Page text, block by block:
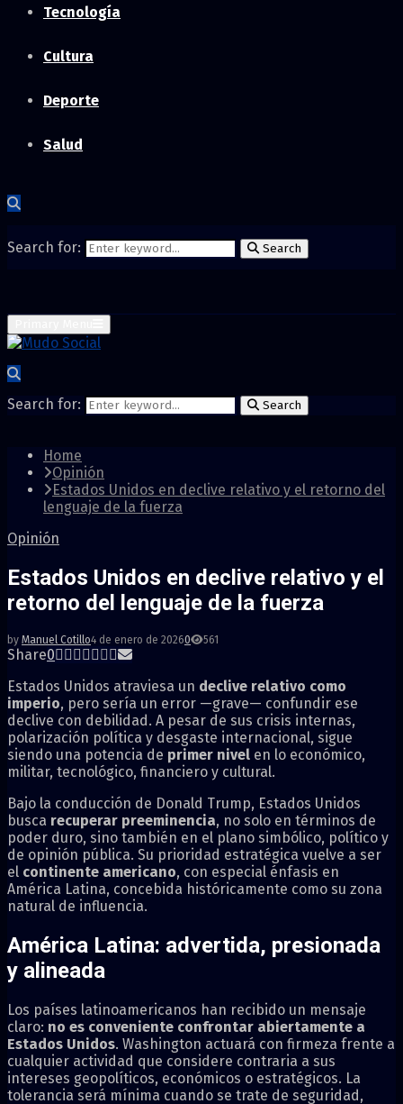
Tecnología
Cultura
Deporte
Salud
Search for: Search
Search for: Search
Home
Opinión
Estados Unidos en declive relativo y el retorno del
lenguaje de la fuerza
Opinión
Estados Unidos en declive relativo y el
retorno del lenguaje de la fuerza
by Manuel Cotillo4 de enero de 20260 561
Share0
Estados Unidos atraviesa un declive relativo como
imperio, pero sería un error —grave— confundir ese
declive con debilidad. A pesar de sus crisis internas,
polarización política y desgaste internacional, sigue
siendo una potencia de primer nivel en lo económico,
militar, tecnológico, financiero y cultural.
Bajo la conducción de Donald Trump, Estados Unidos
busca recuperar preeminencia, no solo en términos de
poder duro, sino también en el plano simbólico, político y
de opinión pública. Su prioridad estratégica vuelve a ser
el continente americano, con especial énfasis en
América Latina, concebida históricamente como su zona
natural de influencia.
América Latina: advertida, presionada
y alineada
Los países latinoamericanos han recibido un mensaje
claro: no es conveniente confrontar abiertamente a
Estados Unidos. Washington actuará con firmeza frente a
cualquier actividad que considere contraria a sus
intereses geopolíticos, económicos o estratégicos. La
tolerancia será mínima cuando se trate de seguridad,